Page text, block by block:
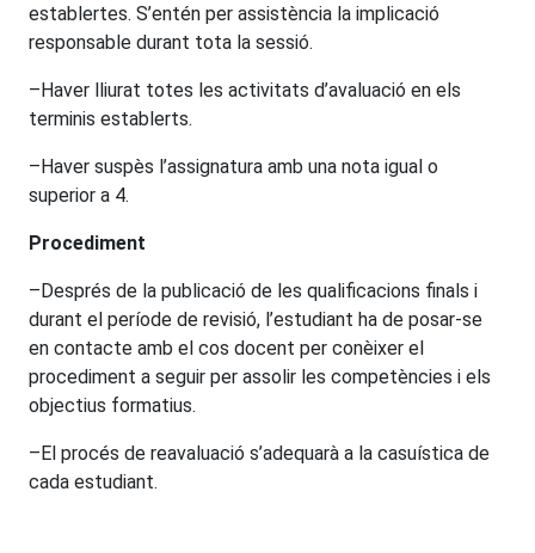
establertes. S’entén per assistència la implicació
responsable durant tota la sessió.
–Haver lliurat totes les activitats d’avaluació en els
terminis establerts.
–Haver suspès l’assignatura amb una nota igual o
superior a 4.
Procediment
–Després de la publicació de les qualificacions finals i
durant el període de revisió, l’estudiant ha de posar-se
en contacte amb el cos docent per conèixer el
procediment a seguir per assolir les competències i els
objectius formatius.
–El procés de reavaluació s’adequarà a la casuística de
cada estudiant.